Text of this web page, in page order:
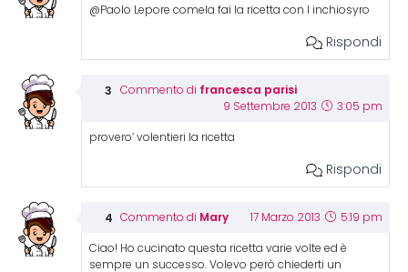
@Paolo Lepore comela fai la ricetta con l inchiosyro
Rispondi
Commento di francesca parisi
9 Settembre 2013 3:05 pm
provero’ volentieri la ricetta
Rispondi
Commento di Mary 17 Marzo 2013 5:19 pm
Ciao! Ho cucinato questa ricetta varie volte ed è
sempre un successo. Volevo però chiederti un